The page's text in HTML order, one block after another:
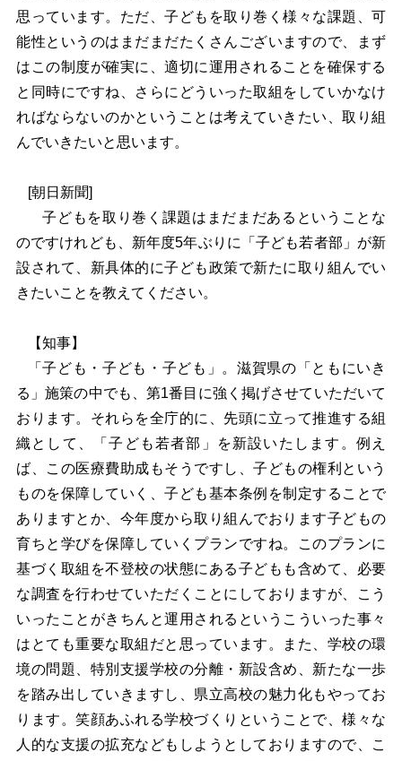
思っています。ただ、子どもを取り巻く様々な課題、可
能性というのはまだまだたくさんございますので、まず
はこの制度が確実に、適切に運用されることを確保する
と同時にですね、さらにどういった取組をしていかなけ
ればならないのかということは考えていきたい、取り組
んでいきたいと思います。
[朝日新聞]
子どもを取り巻く課題はまだまだあるということな
のですけれども、新年度5年ぶりに「子ども若者部」が新
設されて、新具体的に子ども政策で新たに取り組んでい
きたいことを教えてください。
【知事】
「子ども・子ども・子ども」。滋賀県の「ともにいき
る」施策の中でも、第1番目に強く掲げさせていただいて
おります。それらを全庁的に、先頭に立って推進する組
織として、「子ども若者部」を新設いたします。例え
ば、この医療費助成もそうですし、子どもの権利という
ものを保障していく、子ども基本条例を制定することで
ありますとか、今年度から取り組んでおります子どもの
育ちと学びを保障していくプランですね。このプランに
基づく取組を不登校の状態にある子どもも含めて、必要
な調査を行わせていただくことにしておりますが、こう
いったことがきちんと運用されるというこういった事々
はとても重要な取組だと思っています。また、学校の環
境の問題、特別支援学校の分離・新設含め、新たな一歩
を踏み出していきますし、県立高校の魅力化もやってお
ります。笑顔あふれる学校づくりということで、様々な
人的な支援の拡充などもしようとしておりますので、こ